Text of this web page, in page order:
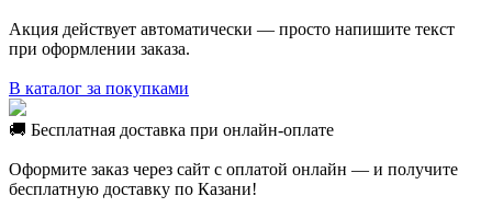
Акция действует автоматически — просто напишите текст
при оформлении заказа.
В каталог за покупками
🚚 Бесплатная доставка при онлайн-оплате
Оформите заказ через сайт с оплатой онлайн — и получите
бесплатную доставку по Казани!